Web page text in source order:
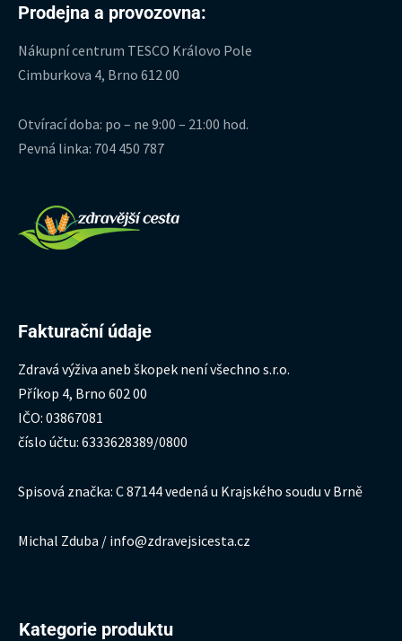
Prodejna a provozovna:
Nákupní centrum TESCO Královo Pole
Cimburkova 4, Brno 612 00
Otvírací doba: po – ne 9:00 – 21:00 hod.
Pevná linka: 704 450 787
Fakturační údaje
Zdravá výživa aneb škopek není všechno s.r.o.
Příkop 4, Brno 602 00
IČO: 03867081
číslo účtu: 6333628389/0800
Spisová značka: C 87144 vedená u Krajského soudu v Brně
Michal Zduba / info@zdravejsicesta.cz
Kategorie produktu